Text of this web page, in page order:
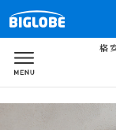
格